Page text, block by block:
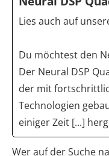
Lies auch auf
Du möchtest den
Der Neural DSP
der mit
Technologien
einiger Zeit [...]
Wer auf der Suche